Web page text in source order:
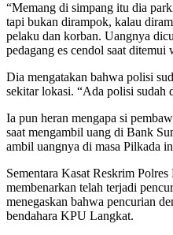
“Memang di simpang itu dia
tapi bukan dirampok, kalau
pelaku dan korban. Uangnya
pedagang es cendol saat
Dia mengatakan bahwa polisi
sekitar lokasi. “Ada polisi sudah
Ia pun heran mengapa si
saat mengambil uang di Bank
ambil uangnya di masa Pilkada
Sementara Kasat Reskrim
membenarkan telah terjadi
menegaskan bahwa pencurian
bendahara KPU Langkat.